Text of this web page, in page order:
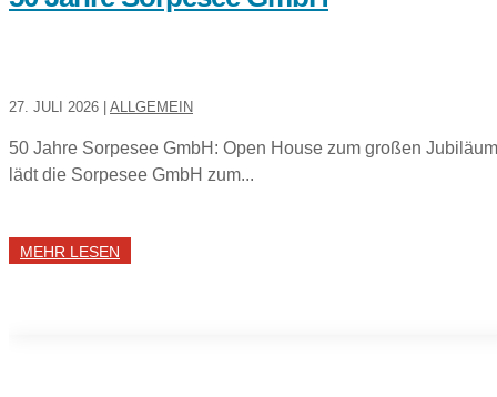
27. JULI 2026 | ALLGEMEIN
50 Jahre Sorpesee GmbH: Open House zum großen
lädt die Sorpesee GmbH zum...
MEHR LESEN